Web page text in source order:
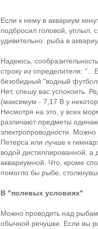
Если к нему в аквариум
подбросил головой, уплыл,
удивительно: рыба в
Надеюсь,
строку из определителя:
безобидный "водный
Нет, спешу вас успокоить.
(максимум - 7,17 В у
Несмотря на это, у всех
различают предметы
электропроводности.
Петерса или лучше к
водой дистиллированной,
аквариумной. Что, кроме
помогло бы рыбе,
В "полевых условиях"
Можно проводить над
обычной речушки. Если вы